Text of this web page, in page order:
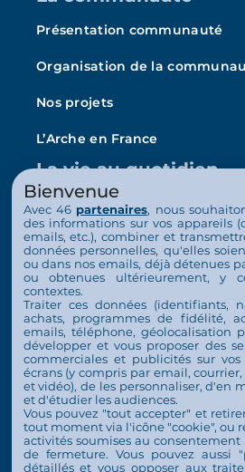
Présentation communauté
Organisation de la
Nos projets
L’Arche en France
La vie au quotidien
Nos activités
Actualités
Nous soutenir
S’engager
Nous soutenir
Contact
Espace Presse
Bienvenue
Avec 46 partenaires, nous
des informations sur vos appareils
emails, etc.), combiner et
données personnelles, qu'elles
ou dans nos emails, déjà détenues
ou obtenues ultérieurement, y
contextes.
Traiter ces données (identifiants,
achats, programmes de fidélité,
emails, téléphone, géolocalisation
développer et vous proposer des
commerciales et publicités sur
écrans (y compris par email,
et vidéo), de les personnaliser, d'en
et d'étudier les audiences.
Vous pouvez "tout accepter" et
tout moment via l'icône "cookie", ou
activités soumises au
de fermeture. Vous pouvez aussi
détaillés et vous opposer aux